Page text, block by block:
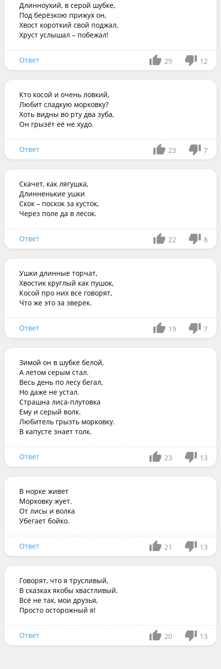
Длинноухий, в серой шубке,
Под берёзкою прижух он,
Хвост короткий свой поджал,
Хруст услышал – побежал!
Ответ 29 12
Кто косой и очень ловкий,
Любит сладкую морковку?
Хоть видны во рту два зуба,
Он грызёт её не худо.
Ответ 23 7
Скачет, как лягушка,
Длинненькие ушки
Скок – поскок за кусток,
Через поле да в лесок.
Ответ 22 8
Ушки длинные торчат,
Хвостик круглый как пушок,
Косой про них все говорят,
Что же это за зверек.
Ответ 19 7
Зимой он в шубке белой,
А летом серым стал.
Весь день по лесу бегал,
Но даже не устал.
Страшна лиса-плутовка
Ему и серый волк.
Любитель грызть морковку.
В капусте знает толк.
Ответ 23 13
В норке живет
Морковку жует.
От лисы и волка
Убегает бойко.
Ответ 21 13
Говорят, что я трусливый,
В сказках якобы хвастливый.
Всё не так, мои друзья,
Просто осторожный я!
Ответ 20 13